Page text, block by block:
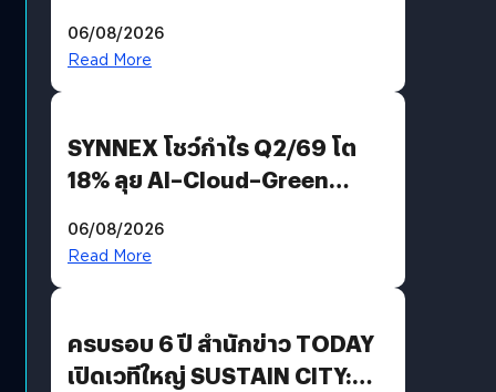
AGI
06/08/2026
Read More
SYNNEX โชว์กำไร Q2/69 โต
18% ลุย AI–Cloud–Green
Revenue เร่งเครื่อง New
06/08/2026
Read More
ครบรอบ 6 ปี สำนักข่าว TODAY
เปิดเวทีใหญ่ SUSTAIN CITY: